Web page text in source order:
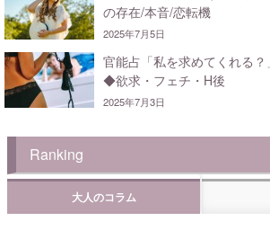
の存在/本音/恋転機
2025年7月5日
官能占「私を求めてくれる
◆欲求・フェチ・H後
2025年7月3日
Ranking
大人のコラム